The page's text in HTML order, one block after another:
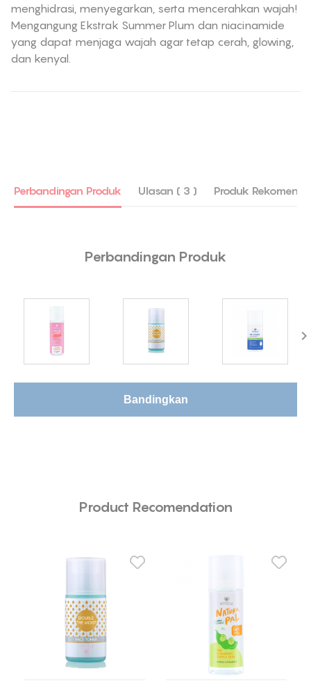
menghidrasi, menyegarkan, serta mencerahkan wajah!
Mengangung Ekstrak Summer Plum dan niacinamide
yang dapat menjaga wajah agar tetap cerah, glowing,
dan kenyal.
Perbandingan Produk Ulasan ( 3 ) Produk
Perbandingan Produk
Bandingkan
Product Recomendation